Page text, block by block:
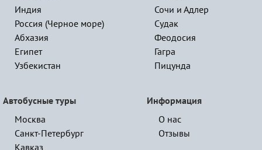
Индия
Россия (Черное море)
Абхазия
Египет
Узбекистан
Сочи и Адлер
Судак
Феодосия
Гагра
Пицунда
Автобусные туры
Москва
Санкт-Петербург
Кавказ
Информация
О нас
Отзывы